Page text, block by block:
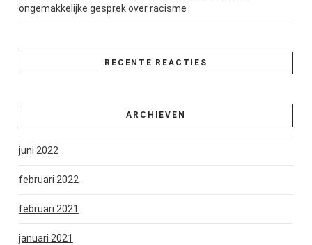
ongemakkelijke gesprek over racisme
RECENTE REACTIES
ARCHIEVEN
juni 2022
februari 2022
februari 2021
januari 2021